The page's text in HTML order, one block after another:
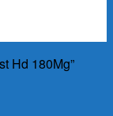
Hd 180Mg”